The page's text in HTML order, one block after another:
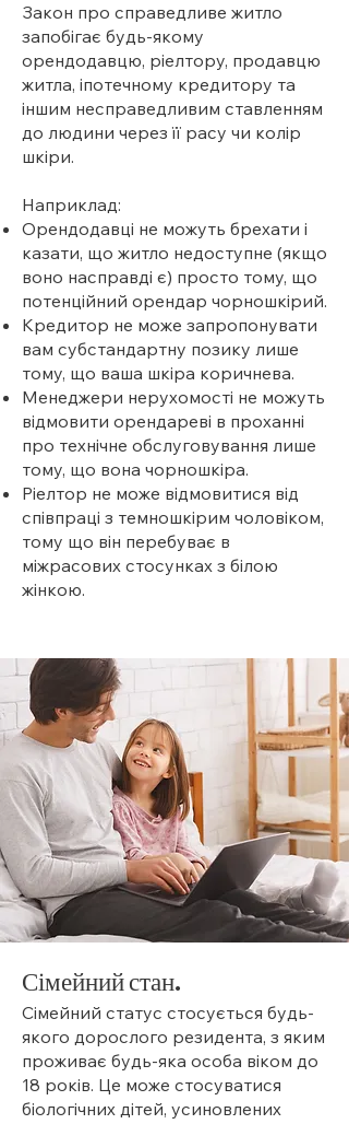
Закон про справедливе житло
запобігає будь-якому
орендодавцю, ріелтору, продавцю
житла, іпотечному кредитору та
іншим несправедливим ставленням
до людини через її расу чи колір
шкіри.
Наприклад:
Орендодавці не можуть брехати і
казати, що житло недоступне (якщо
воно насправді є) просто тому, що
потенційний орендар чорношкірий.
Кредитор не може запропонувати
вам субстандартну позику лише
тому, що ваша шкіра коричнева.
Менеджери нерухомості не можуть
відмовити орендареві в проханні
про технічне обслуговування лише
тому, що вона чорношкіра.
Ріелтор не може відмовитися від
співпраці з темношкірим чоловіком,
тому що він перебуває в
міжрасових стосунках з білою
жінкою.
Сімейний стан.
Сімейний статус стосується будь-
якого дорослого резидента, з яким
проживає будь-яка особа віком до
18 років. Це може стосуватися
біологічних дітей, усиновлених